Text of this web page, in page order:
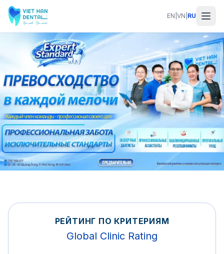
Перейти к основному содержанию
EN VN RU
РЕЙТИНГ ПО КРИТЕРИЯМ
Global Clinic Rating